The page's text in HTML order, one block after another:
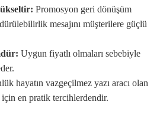
Promosyon geri dönüşüm
mesajını müşterilere güçlü
Uygun fiyatlı olmaları sebebiyle
hayatın vazgeçilmez yazı aracı olan
en pratik tercihlerdendir.